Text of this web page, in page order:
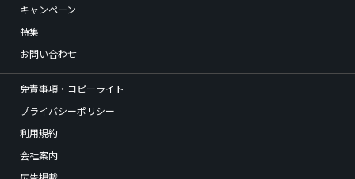
キャンペーン
特集
お問い合わせ
免責事項・コピーライト
プライバシーポリシー
利用規約
会社案内